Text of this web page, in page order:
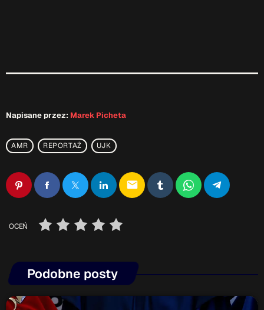
Napisane przez: Marek Picheta
AMR REPORTAŻ UJK
email
OCEŃ
Podobne posty